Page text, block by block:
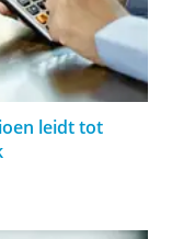
leidt tot